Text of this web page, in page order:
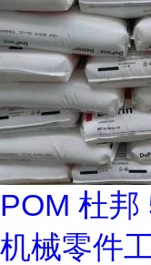
POM 杜邦
机械零件